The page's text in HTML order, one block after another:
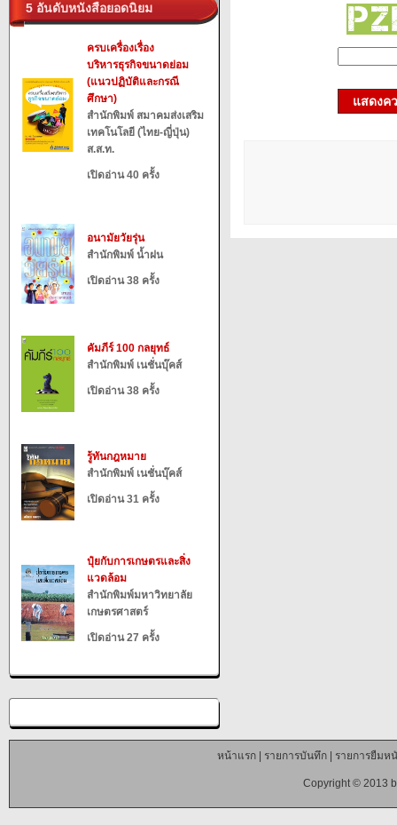
5 อันดับหนังสือยอดนิยม
ครบเครื่องเรื่อง
บริหารธุรกิจขนาดย่อม
(แนวปฏิบัติและกรณี
ศึกษา)
สำนักพิมพ์ สมาคมส่งเสริม
เทคโนโลยี (ไทย-ญี่ปุ่น)
ส.ส.ท.
เปิดอ่าน 40 ครั้ง
อนามัยวัยรุ่น
สำนักพิมพ์ น้ำฝน
เปิดอ่าน 38 ครั้ง
คัมภีร์ 100 กลยุทธ์
สำนักพิมพ์ เนชั่นบุ๊คส์
เปิดอ่าน 38 ครั้ง
รู้ทันกฎหมาย
สำนักพิมพ์ เนชั่นบุ๊คส์
เปิดอ่าน 31 ครั้ง
ปุ๋ยกับการเกษตรและสิ่ง
แวดล้อม
สำนักพิมพ์มหาวิทยาลัย
เกษตรศาสตร์
เปิดอ่าน 27 ครั้ง
แสดงค
หน้าแรก| รายการบันทึก| รายการยืมห
Copyright © 2013